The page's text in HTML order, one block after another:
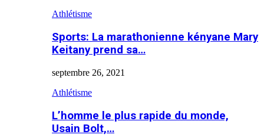
Athlétisme
Sports: La marathonienne kényane Mary
Keitany prend sa…
septembre 26, 2021
Athlétisme
L’homme le plus rapide du monde,
Usain Bolt,…